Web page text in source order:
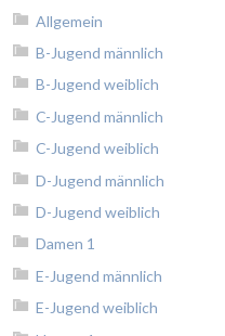
Allgemein
B-Jugend männlich
B-Jugend weiblich
C-Jugend männlich
C-Jugend weiblich
D-Jugend männlich
D-Jugend weiblich
Damen 1
E-Jugend männlich
E-Jugend weiblich